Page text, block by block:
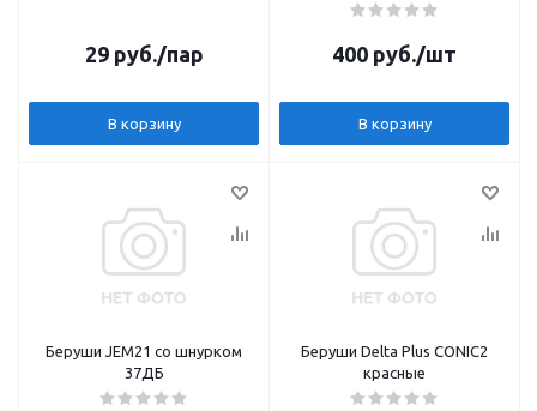
29руб./пар
В корзину
400 руб./шт
В корзину
Беруши JEM21 со шнурком
37ДБ
Беруши Delta Plus CONIC2
красные